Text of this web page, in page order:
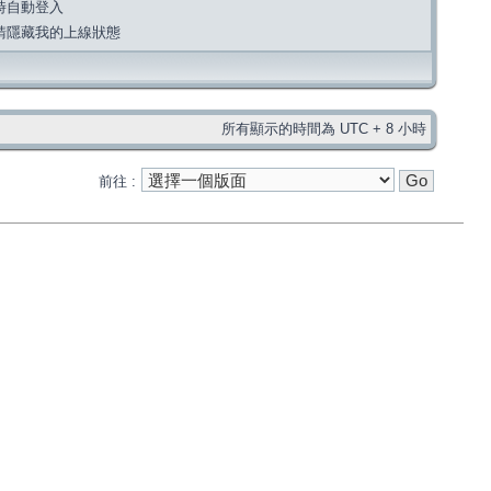
自動登入
隱藏我的上線狀態
所有顯示的時間為 UTC + 8 小時
前往 :